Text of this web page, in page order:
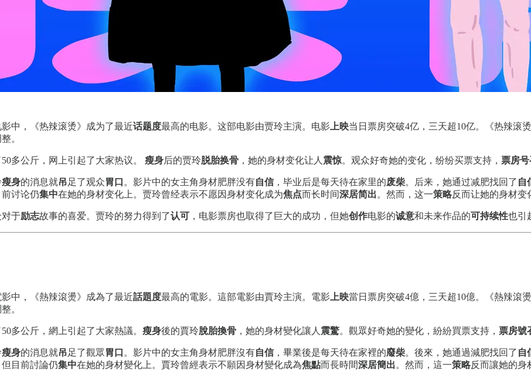
中，《热辣滚烫》成为了最近话题度最高的电影。这部电影由贾玲主演。电影 上映当日票房突破4亿，三天超10亿。《热辣滚烫
。
多公斤，网上引起了大家热议。 瘦身后的贾玲脱胎换骨 ，她的身材变化让人 震惊。观众好奇她的变化，纷纷买票支持， 票房
瘦身的消息就吊足了观众胃口 。影片中的女主角身材肥胖没有自信，毕业后是每天待在家里的废柴。后来，她通过减肥找回了 自
讨论仍集中在她的身材变化上。贾玲曾经表示不愿因身材变化成为焦点而长时间深居简出。然而，这一策略反而让她的身材变
于励志故事的喜爱。贾玲的努力得到了认可 ，电影票房也取得了巨大的成功，但她创作电影的诚意和未来作品的可持续性也引
中，《熱辣滾燙》成為了最近話題度最高的電影。這部電影由賈玲主演。電影 上映當日票房突破4億，三天超10億。《熱辣滾燙
。
多公斤，網上引起了大家熱議。 瘦身後的賈玲脫胎換骨 ，她的身材變化讓人 震驚。觀眾好奇她的變化，紛紛買票支持， 票房號
瘦身的消息就吊足了觀眾 胃口 。影片中的女主角身材肥胖沒有自信，畢業後是每天待在家裡的廢柴。後來，她通過減肥找回了 自
目前討論仍集中在她的身材變化上。賈玲曾經表示不願因身材變化成為焦點而長時間深居簡出。然而，這一策略反而讓她的身